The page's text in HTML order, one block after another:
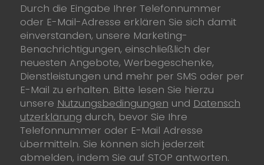
Durch die Eingabe Ihrer Telefonnummer
oder E-Mail-Adresse erklären Sie sich damit
einverstanden, unsere Marketing-
Benachrichtigungen, einschließlich der
neuesten Angebote, Werbegeschenke,
Dienstleistungen und mehr per SMS oder per
E-Mail zu erhalten. Bitte lesen Sie hierzu
unsere Nutzungsbedingungen und Datensch
utzerklärung durch, bevor Sie Ihre
Telefonnummer oder E-Mail Adresse
übermitteln. Sie können sich jederzeit
abmelden, indem Sie auf STOP antworten.